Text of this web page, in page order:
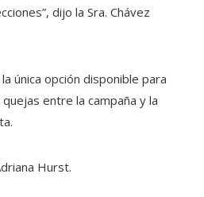
dijo la Sra. Chávez
única opción disponible para
entre la campaña y la
Hurst.